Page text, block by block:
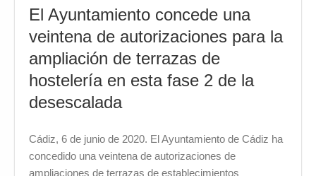
El Ayuntamiento concede una
veintena de autorizaciones para la
ampliación de terrazas de
hostelería en esta fase 2 de la
desescalada
Cádiz, 6 de junio de 2020. El Ayuntamiento de Cádiz ha
concedido una veintena de autorizaciones de
ampliaciones de terrazas de establecimientos